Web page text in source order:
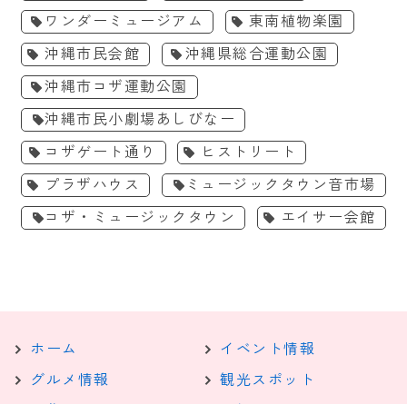
ワンダーミュージアム
東南植物楽園
沖縄市民会館
沖縄県総合運動公園
沖縄市コザ運動公園
沖縄市民小劇場あしびなー
コザゲート通り
ヒストリート
プラザハウス
ミュージックタウン音市場
コザ・ミュージックタウン
エイサー会館
ホーム
イベント情報
グルメ情報
観光スポット